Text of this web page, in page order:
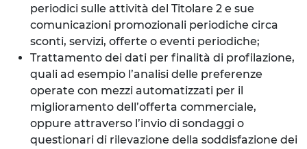
periodici sulle attività del Titolare 2 e sue
comunicazioni promozionali periodiche circa
sconti, servizi, offerte o eventi periodiche;
Trattamento dei dati per finalità di profilazione,
quali ad esempio l’analisi delle preferenze
operate con mezzi automatizzati per il
miglioramento dell’offerta commerciale,
oppure attraverso l’invio di sondaggi o
questionari di rilevazione della soddisfazione dei